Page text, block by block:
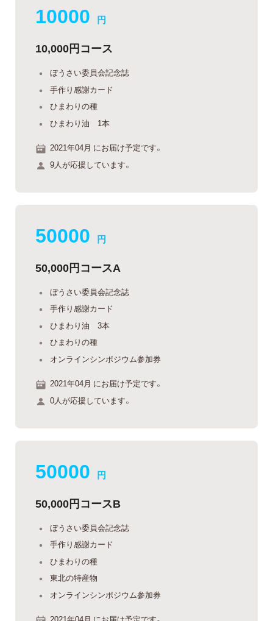
10000 円
10,000円コース
ぼうさい委員会記念誌
手作り感謝カード
ひまわりの種
ひまわり油 1本
2021年04月 にお届け予定です。
9人が応援しています。
50000 円
50,000円コースA
ぼうさい委員会記念誌
手作り感謝カード
ひまわり油 3本
ひまわりの種
オンラインシンポジウム参加券
2021年04月 にお届け予定です。
0人が応援しています。
50000 円
50,000円コースB
ぼうさい委員会記念誌
手作り感謝カード
ひまわりの種
東北の特産物
オンラインシンポジウム参加券